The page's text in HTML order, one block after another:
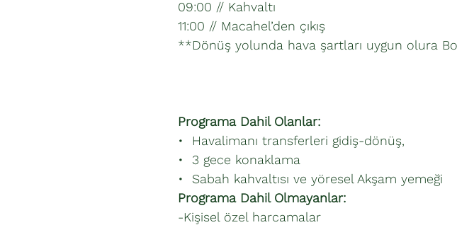
09:00 // Kahvaltı
11:00 // Macahel’den çıkış
**Dönüş yolunda hava şartları uygun olura
Programa Dahil Olanlar:
•⁠ ⁠Havalimanı transferleri gidiş-dönüş,
•⁠ ⁠3 gece konaklama
•⁠ ⁠Sabah kahvaltısı ve yöresel Akşam yemeği
Programa Dahil Olmayanlar:
-Kişisel özel harcamalar